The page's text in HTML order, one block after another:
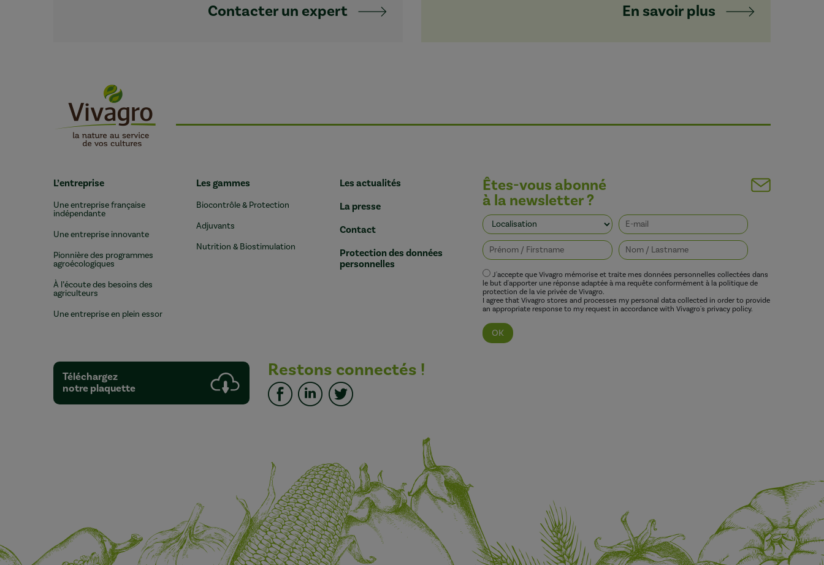
Contacter un expert En savoir plus
L’entreprise
Une entreprise française
indépendante
Une entreprise innovante
Pionnière des programmes
agroécologiques
À l’écoute des besoins des
agriculteurs
Une entreprise en plein essor
Les gammes
Biocontrôle & Protection
Adjuvants
Nutrition & Biostimulation
Les actualités
La presse
Contact
Protection des données
personnelles
Téléchargez
notre plaquette
Restons connectés !
Êtes-vous abonné
à la newsletter ?
J'accepte que Vivagro mémorise et traite mes données personnelles collectées dans
le but d'apporter une réponse adaptée à ma requête conformément à la politique de
protection de la vie privée de Vivagro.
I agree that Vivagro stores and processes my personal data collected in order to provide
an appropriate response to my request in accordance with Vivagro's privacy policy.